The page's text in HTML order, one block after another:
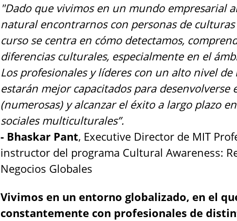
"Dado que vivimos en un mundo empresarial
natural encontrarnos con personas de
curso se centra en cómo detectamos,
diferencias culturales, especialmente en el
Los profesionales y líderes con un alto nivel
estarán mejor capacitados para
(numerosas) y alcanzar el éxito a largo plazo
sociales multiculturales”.
- Bhaskar Pant, Executive Director de MIT
instructor del programa Cultural Awareness:
Negocios Globales
Vivimos en un entorno globalizado, en el
constantemente con profesionales de